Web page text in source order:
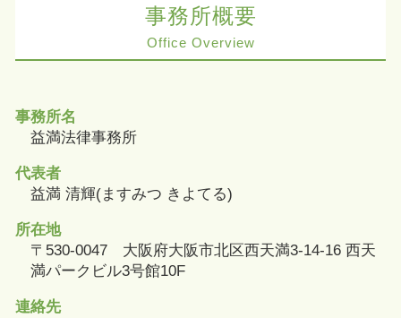
事務所概要
Office Overview
事務所名
益満法律事務所
代表者
益満 清輝(ますみつ きよてる)
所在地
〒530-0047 大阪府大阪市北区西天満3-14-16 西天
満パークビル3号館10F
連絡先